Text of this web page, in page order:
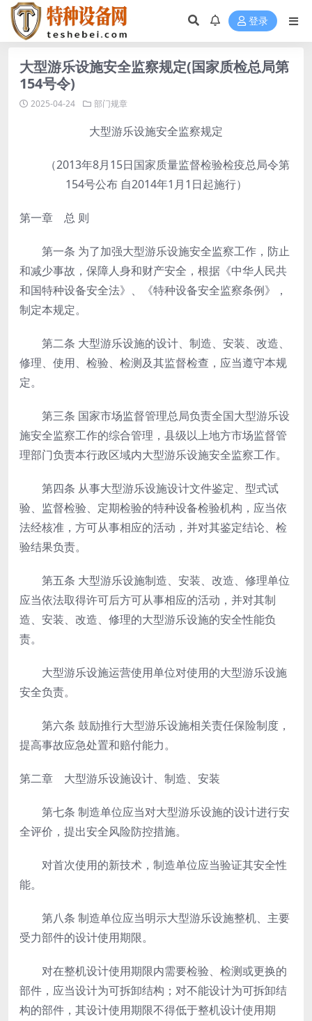
登录
大型游乐设施安全监察规定(国家质检总局第
154号令)
2025-04-24 部门规章
大型游乐设施安全监察规定
（2013年8月15日国家质量监督检验检疫总局令第
154号公布 自2014年1月1日起施行）
第一章 总 则
第一条 为了加强大型游乐设施安全监察工作，防止
和减少事故，保障人身和财产安全，根据《中华人民共
和国特种设备安全法》、《特种设备安全监察条例》，
制定本规定。
第二条 大型游乐设施的设计、制造、安装、改造、
修理、使用、检验、检测及其监督检查，应当遵守本规
定。
第三条 国家市场监督管理总局负责全国大型游乐设
施安全监察工作的综合管理，县级以上地方市场监督管
理部门负责本行政区域内大型游乐设施安全监察工作。
第四条 从事大型游乐设施设计文件鉴定、型式试
验、监督检验、定期检验的特种设备检验机构，应当依
法经核准，方可从事相应的活动，并对其鉴定结论、检
验结果负责。
第五条 大型游乐设施制造、安装、改造、修理单位
应当依法取得许可后方可从事相应的活动，并对其制
造、安装、改造、修理的大型游乐设施的安全性能负
责。
大型游乐设施运营使用单位对使用的大型游乐设施
安全负责。
第六条 鼓励推行大型游乐设施相关责任保险制度，
提高事故应急处置和赔付能力。
第二章 大型游乐设施设计、制造、安装
第七条 制造单位应当对大型游乐设施的设计进行安
全评价，提出安全风险防控措施。
对首次使用的新技术，制造单位应当验证其安全性
能。
第八条 制造单位应当明示大型游乐设施整机、主要
受力部件的设计使用期限。
对在整机设计使用期限内需要检验、检测或更换的
部件，应当设计为可拆卸结构；对不能设计为可拆卸结
构的部件，其设计使用期限不得低于整机设计使用期